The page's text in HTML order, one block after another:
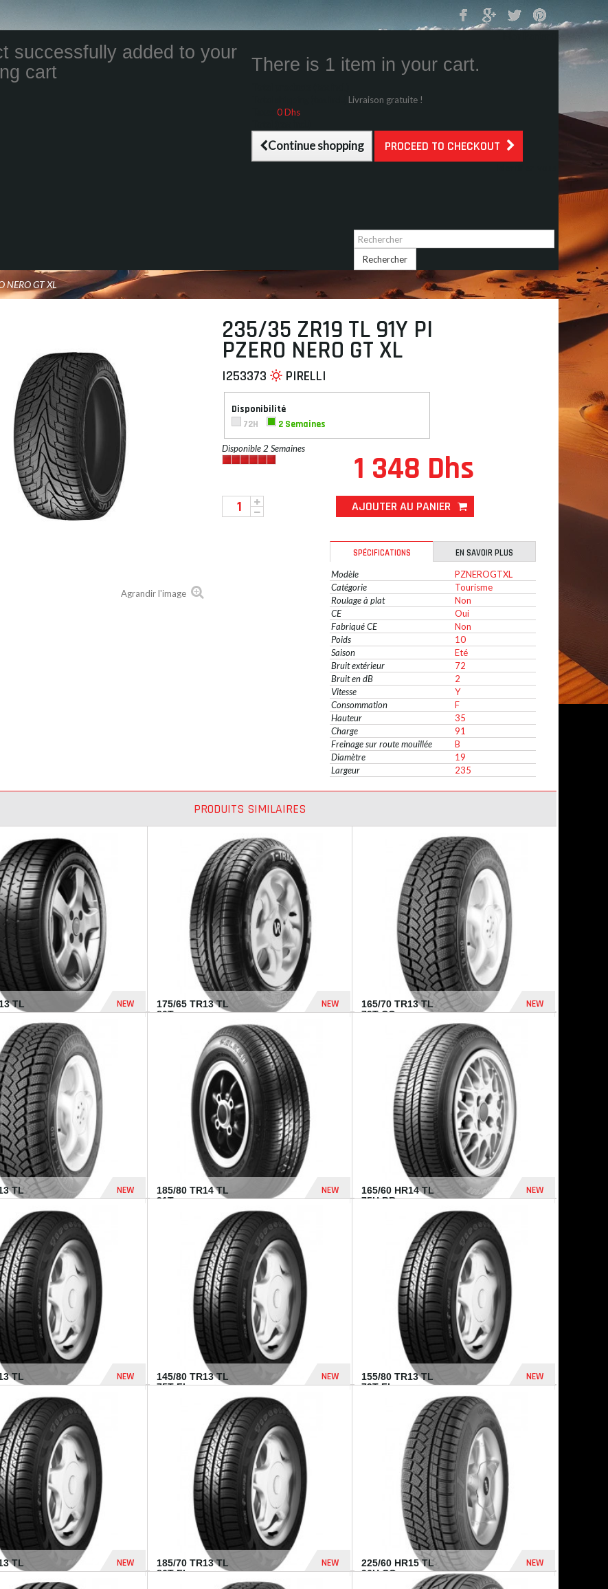
successfully added to your
cart
There is 1 item in your cart.
Livraison gratuite !
0 Dhs
Continue shopping PROCEED TO CHECKOUT
Rechercher
NERO GT XL
PLAT
Agrandir l'image
235/35 ZR19 TL 91Y PI
PZERO NERO GT XL
I253373 PIRELLI
Disponibilité
72H
2 Semaines
Disponible 2 Semaines
1 348 Dhs
AJOUTER AU PANIER
SPÉCIFICATIONS
EN SAVOIR PLUS
Modèle
PZNEROGTXL
Catégorie
Tourisme
Roulage à plat
Non
CE
Oui
Fabriqué CE
Non
Poids
10
Saison
Eté
Bruit extérieur
72
Bruit en dB
2
Vitesse
Y
Consommation
F
Hauteur
35
Charge
91
Freinage sur route mouillée
B
Diamètre
19
Largeur
235
PRODUITS SIMILAIRES
TL
NEW
394 Dhs
175/65 TR13 TL
80T...
NEW
165/70 TR13 TL
79T CO...
NEW
364 Dhs
TL
NEW
185/80 TR14 TL
91T...
NEW
448 Dhs
165/60 HR14 TL
75H BR...
NEW
TL
NEW
145/80 TR13 TL
75T FI...
NEW
155/80 TR13 TL
79T FI...
NEW
TL
NEW
185/70 TR13 TL
86T FI...
NEW
225/60 HR15 TL
96H CO...
NEW